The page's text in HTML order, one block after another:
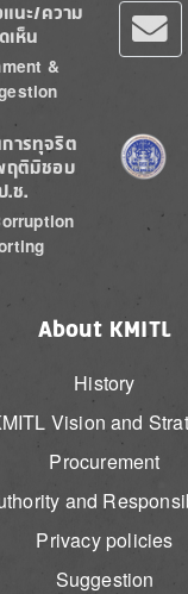
นะ/ความ
เห็น
&
ารทุจริต
ฤติมิชอบ
.ช.
Image
About KMITL
History
Vision and
Procurement
and
Privacy policies
Suggestion